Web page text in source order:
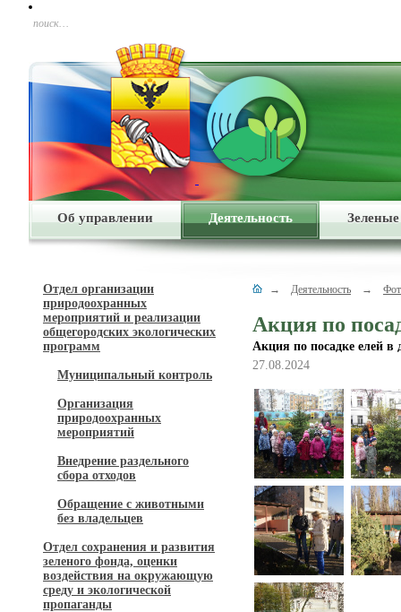
поиск…
Об управлении Деятельность
Отдел организации
природоохранных
мероприятий и реализации
общегородских экологических
программ
Муниципальный контроль
Организация
природоохранных
мероприятий
Внедрение раздельного
сбора отходов
Обращение с животными
без владельцев
Отдел сохранения и развития
зеленого фонда, оценки
воздействия на окружающую
среду и экологической
пропаганды
→ Деятельность →
Акция по
Акция по посадке елей в
27.08.2024